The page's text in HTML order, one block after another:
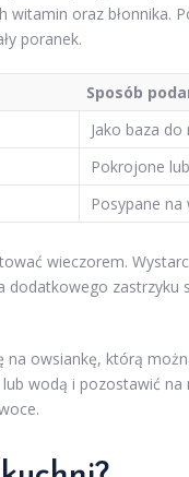
witamin oraz błonnika.
poranek.
Sposób
Jako baza do
Pokrojone
Posypane na
wieczorem.
zastrzyku
na owsiankę, którą
wodą i pozostawić